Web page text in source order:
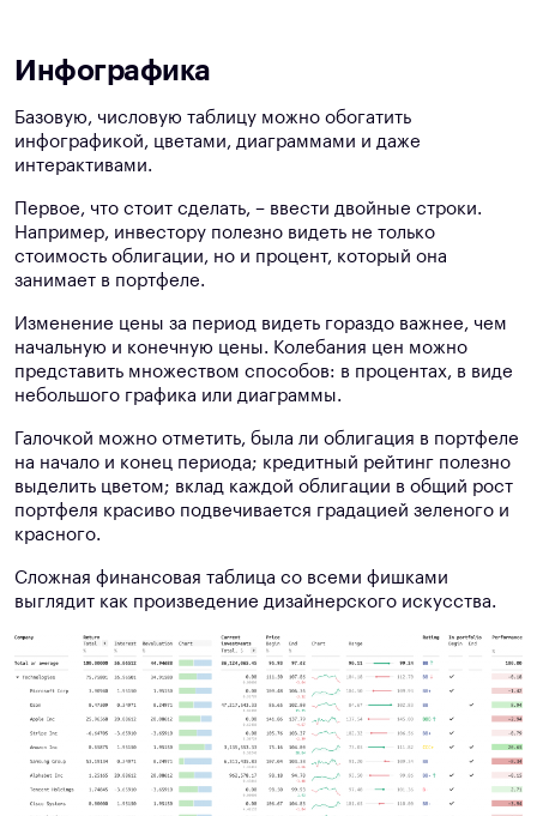
Инфографика
Базовую, числовую таблицу можно обогатить
инфографикой, цветами, диаграммами и даже
интерактивами.
Первое, что стоит сделать, – ввести двойные строки.
Например, инвестору полезно видеть не только
стоимость облигации, но и процент, который она
занимает в портфеле.
Изменение цены за период видеть гораздо важнее, чем
начальную и конечную цены. Колебания цен можно
представить множеством способов: в процентах, в виде
небольшого графика или диаграммы.
Галочкой можно отметить, была ли облигация в портфеле
на начало и конец периода; кредитный рейтинг полезно
выделить цветом; вклад каждой облигации в общий рост
портфеля красиво подвечивается градацией зеленого и
красного.
Сложная финансовая таблица со всеми фишками
выглядит как произведение дизайнерского искусства.